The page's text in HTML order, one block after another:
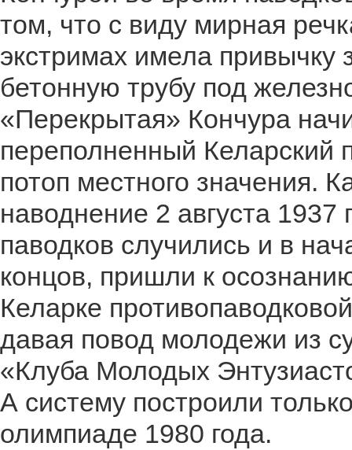
том, что с виду мирная
экстримах имела привычку
бетонную трубу под
«Перекрытая» Кончура
переполненный Келарский
потоп местного значения.
наводнение 2 августа 1937
паводков случились и в
концов, пришли к
Келарке
давая повод молодежи из
«Клуба Молодых
А систему построили
олимпиаде 1980 года.